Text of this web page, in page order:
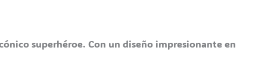
superhéroe. Con un diseño impresionante en